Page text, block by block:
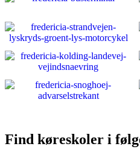
Find køreskoler i